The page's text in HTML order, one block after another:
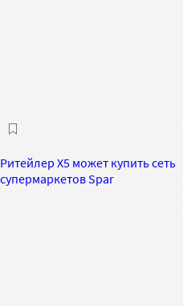
Ритейлер X5 может купить сеть
супермаркетов Spar